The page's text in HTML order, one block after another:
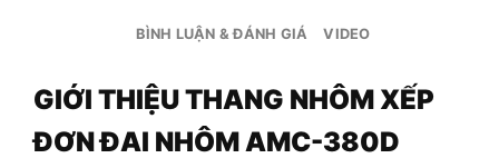
BÌNH LUẬN & ĐÁNH GIÁ VIDEO
GIỚI THIỆU THANG NHÔM XẾP
ĐƠN ĐAI NHÔM AMC-380D